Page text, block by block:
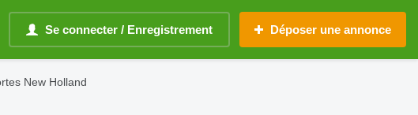
Se connecter / Enregistrement Déposer une annonce
New Holland